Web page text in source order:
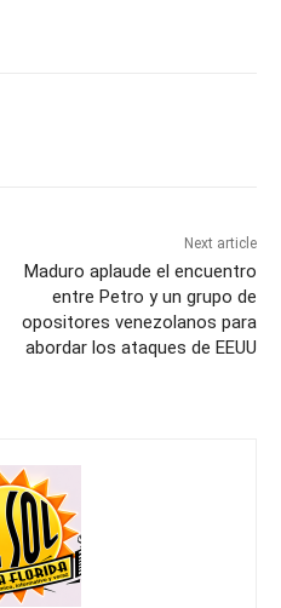
Next article
Maduro aplaude el encuentro
entre Petro y un grupo de
opositores venezolanos para
abordar los ataques de EEUU